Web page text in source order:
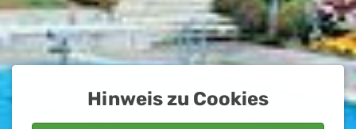
Hinweis zu Cookies